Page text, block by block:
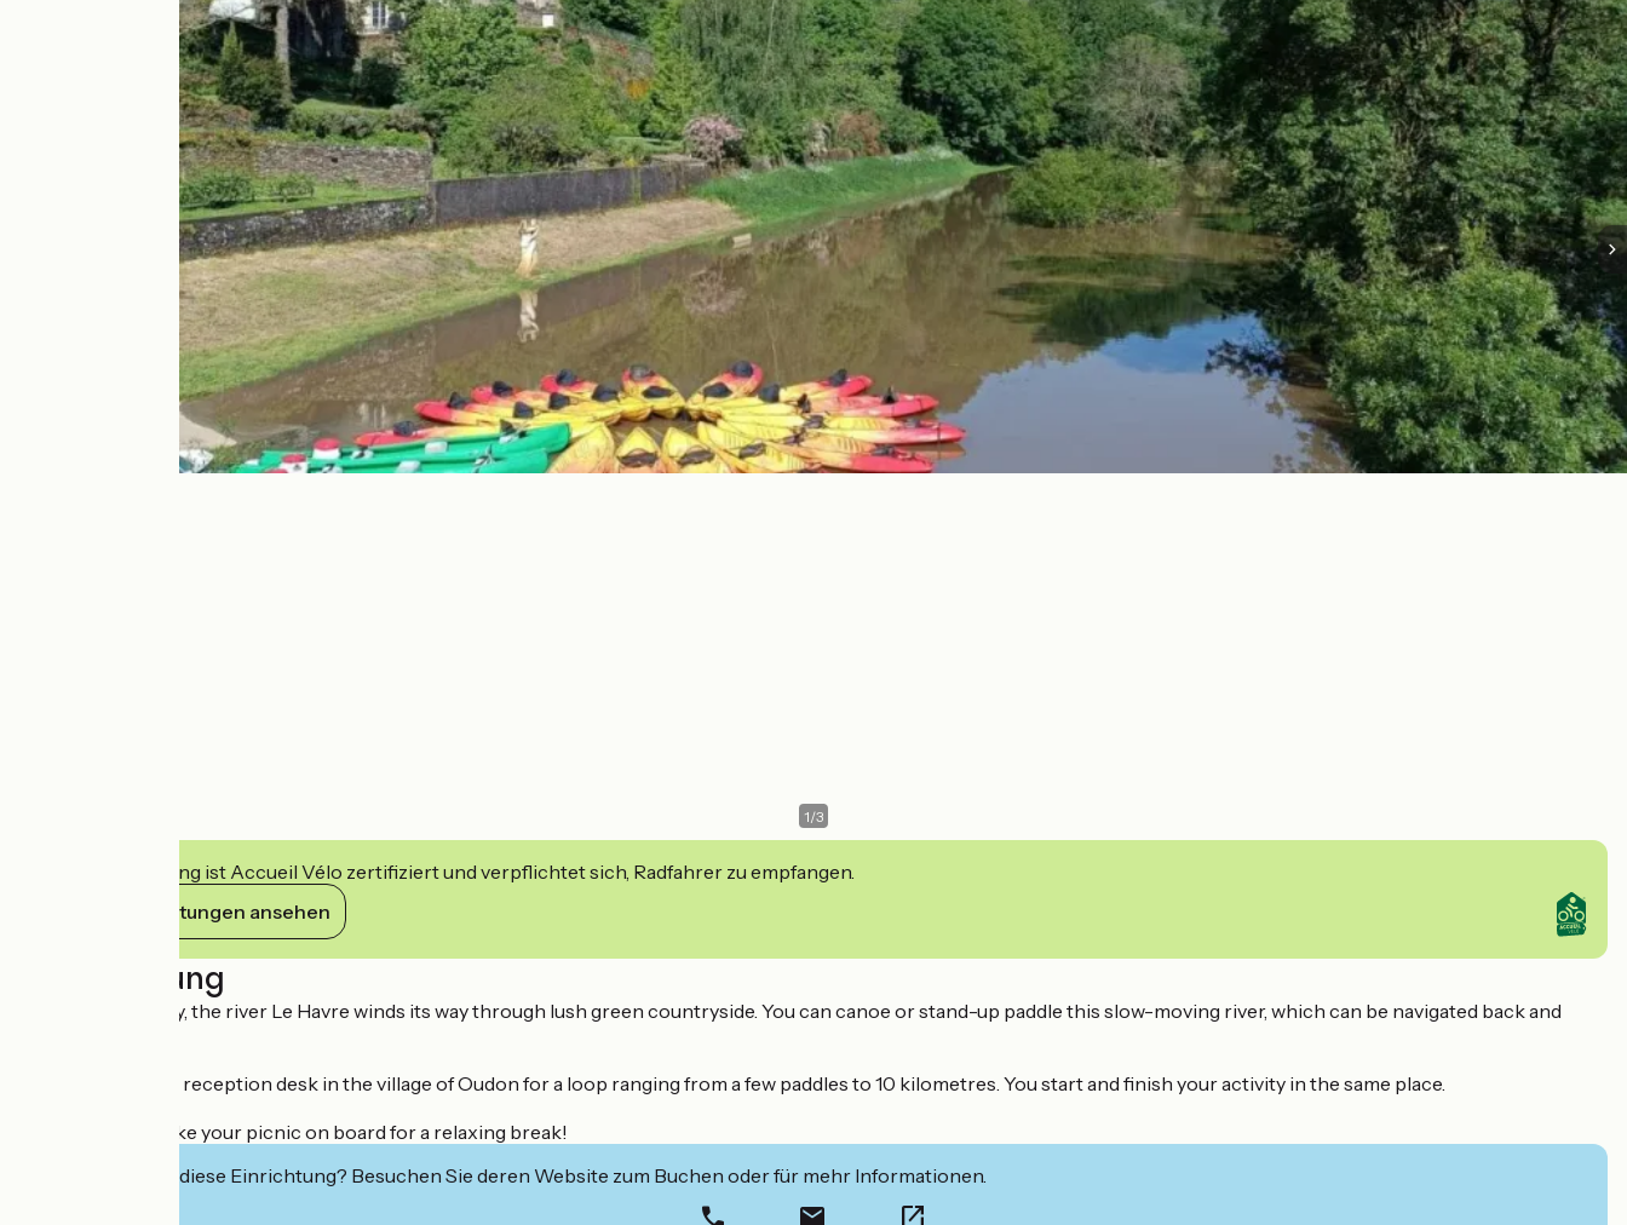
1/3
Diese Einrichtung ist Accueil Vélo zertifiziert und verpflichtet sich, Radfahrer zu empfangen.
Ihre Verpflichtungen ansehen
Beschreibung
Set in a deep valley, the river Le Havre winds its way through lush green countryside. You can canoe or stand-up paddle this slow-moving river, which can be navigated back and
Just turn up at the reception desk in the village of Oudon for a loop ranging from a few paddles to 10 kilometres. You start and finish your activity in the same place.
The best part? Take your picnic on board for a relaxing break!
Interessiert Sie diese Einrichtung? Besuchen Sie deren Website zum Buchen oder für mehr Informationen.